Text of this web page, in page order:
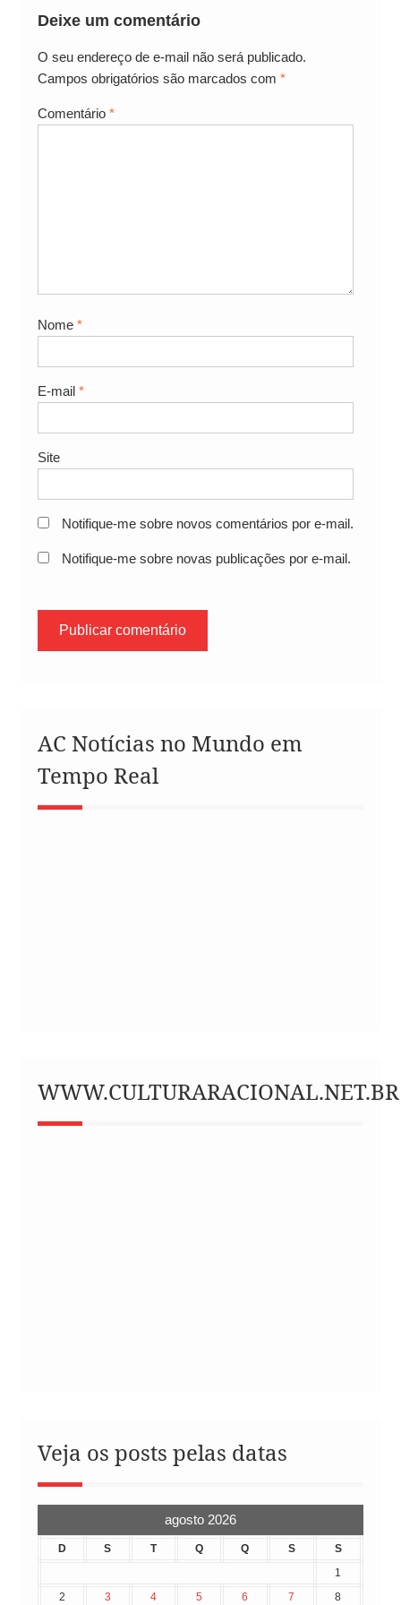
Deixe um comentário
O seu endereço de e-mail não será publicado.
Campos obrigatórios são marcados com *
Comentário *
Nome *
E-mail *
Site
Notifique-me sobre novos comentários por e-mail.
Notifique-me sobre novas publicações por e-mail.
AC Notícias no Mundo em
Tempo Real
WWW.CULTURARACIONAL.NET.BR
Veja os posts pelas datas
agosto 2026
D S T Q Q S
S
1
2
3 4 5 6 7
8